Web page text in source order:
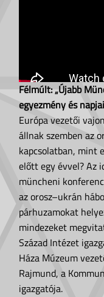
Félmúlt: „Újabb
egyezmény és
Európa vezetői
állnak szemben az
kapcsolatban, mint
előtt egy évvel? Az
müncheni
az orosz–ukrán
párhuzamokat
mindezeket
Század Intézet
Háza Múzeum
Rajmund, a
igazgatója.